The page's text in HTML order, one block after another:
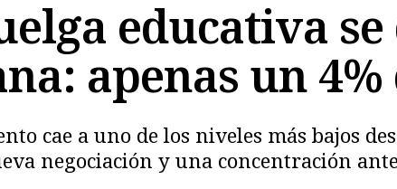
educativa
apenas un
cae a uno de los niveles más bajos
negociación y una concentración